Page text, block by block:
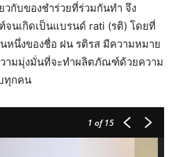
กับของชำร่วยที่ร่วมกันทำ จึง
เกิดเป็นแบรนด์ rati (รติ) โดยที่
หนึ่งของชื่อ ฝน รติรส มีความหมาย
ามมุ่งมั่นที่จะทำผลิตภัณฑ์ด้วยความ
ทุกคน
1 of 15